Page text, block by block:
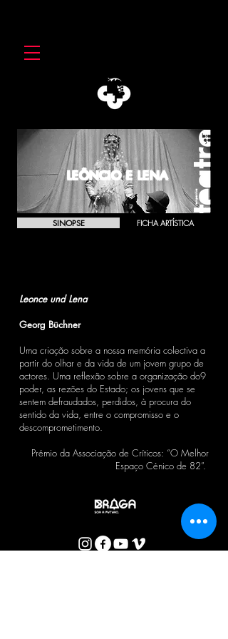
LEÔNCIO E LENA
SINOPSE FICHA ARTÍSTICA
Leonce und Lena
Georg Büchner
Uma criação sobre a nossa memória colectiva a
partir do olhar e da vida de um jovem grupo de
actores. Uma reflexão sobre a organização do9
poder, as rezões do Estado; os jovens que se
sentem defraudados, perdidos, à procura do
sentido da vida, entre o compromisso e o
descomprometimento.
Prémio da Associação de Críticos: “O Melhor
Espaço Cénico de 82”.